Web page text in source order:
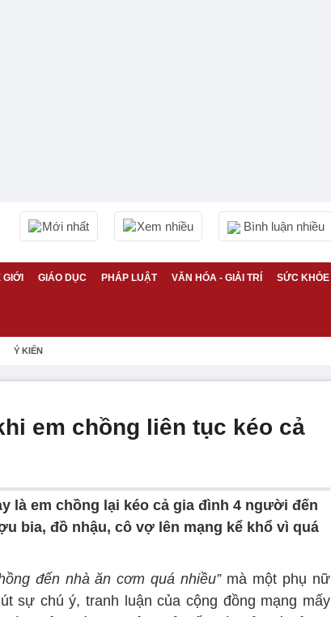
Mới nhất Xem nhiều Bình luận nhiều
GIỚI GIÁO DỤC PHÁP LUẬT VĂN HÓA - GIẢI TRÍ SỨC KHỎE
Ý KIẾN
em chồng liên tục kéo cả
là em chồng lại kéo cả gia đình 4 người đến
bia, đồ nhậu, cô vợ lên mạng kể khổ vì quá
đến nhà ăn cơm quá nhiều”mà một phụ nữ
sự chú ý, tranh luận của cộng đồng mạng mấy